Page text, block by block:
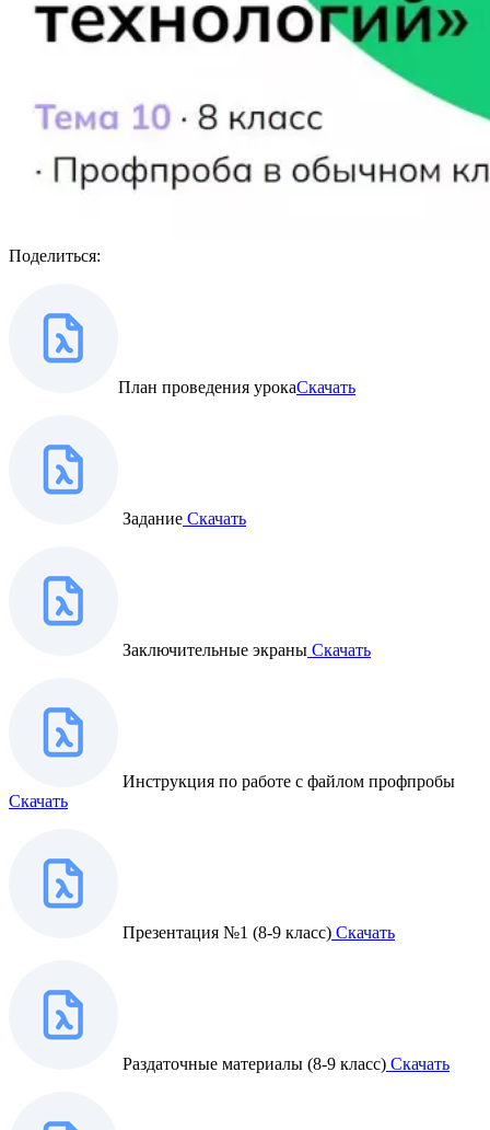
Поделиться:
План проведения урокаСкачать
Задание Скачать
Заключительные экраны Скачать
Инструкция по работе с файлом профпробы
Скачать
Презентация №1 (8-9 класс) Скачать
Раздаточные материалы (8-9 класс) Скачать